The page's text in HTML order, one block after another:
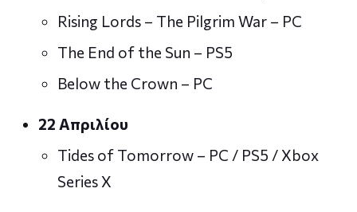
Rising Lords – The Pilgrim War – PC
The End of the Sun – PS5
Below the Crown – PC
22 Απριλίου
Tides of Tomorrow – PC / PS5 / Xbox
Series X